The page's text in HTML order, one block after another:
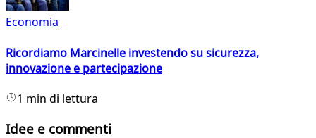
Economia
Ricordiamo Marcinelle investendo su sicurezza,
innovazione e partecipazione
1 min di lettura
Idee e commenti